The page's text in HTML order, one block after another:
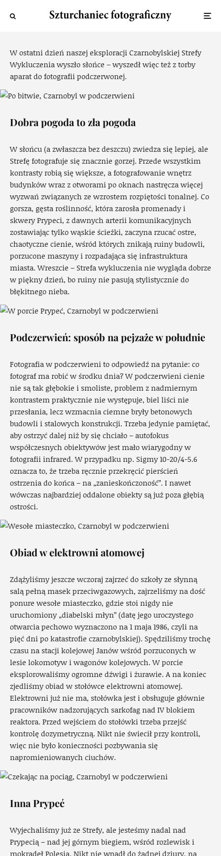
Piotr · 3 maja 2019 · 11 widok
W ostatni dzień naszej eksploracji Czarnobylskiej Strefy
Wykluczenia wyszło słońce – wyszedł więc też z torby
aparat do fotografii podczerwonej.
Dobra pogoda to zła pogoda
W słońcu (a zwłaszcza bez deszczu) zwiedza się lepiej, ale
Strefę fotografuje się znacznie gorzej. Przede wszystkim
kontrasty robią się większe, a fotografowanie wnętrz
budynków wraz z otworami po oknach nastręcza więcej
wyzwań związanych ze wzrostem rozpiętości tonalnej. Co
gorsza, gęsta roślinność, która zarosła promenady i
skwery Prypeci, z dawnych arterii komunikacyjnych
zostawiając tylko wąskie ścieżki, zaczyna rzucać ostre,
chaotyczne cienie, wśród których znikają ruiny budowli,
porzucone maszyny i rozpadająca się infrastruktura
miasta. Wreszcie – Strefa wykluczenia nie wygląda dobrze
w piękny dzień, bo ruiny nie pasują stylistycznie do
błękitnego nieba.
Podczerwień: sposób na pejzaże w południe
Fotografia w podczerwieni to odpowiedź na pytanie: co
fotograf ma robić w środku dnia? W podczerwieni cienie
nie są tak głębokie i smoliste, problem z nadmiernym
kontrastem praktycznie nie występuje, biel liści nie
przesłania, lecz wzmacnia ciemne bryły betonowych
budowli i stalowych konstrukcji. Trzeba jedynie pamiętać,
aby ostrzyć dalej niż by się chciało – autofokus
współczesnych obiektywów jest mało wiarygodny w
fotografii infrared. W przypadku np. Sigmy 10-20/4-5.6
oznacza to, że trzeba ręcznie przekręcić pierścień
ostrzenia do końca – na „zanieskończoność”. I nawet
wówczas najbardziej oddalone obiekty są już poza głębią
ostrości.
Obiad w elektrowni atomowej
Zdążyliśmy jeszcze wczoraj zajrzeć do szkoły ze słynną
salą pełną masek przeciwgazowych, zajrzeliśmy na dość
ponure wesołe miasteczko, gdzie stoi nigdy nie
uruchomiony „diabelski młyn” (datę jego uroczystego
otwarcia pechowo wyznaczono na 1 maja 1986, czyli na
pięć dni po katastrofie czarnobylskiej). Spędziliśmy trochę
czasu na stacji kolejowej Janów wśród porzuconych w
lesie lokomotyw i wagonów kolejowych. W porcie
eksplorowaliśmy ogromne dźwigi i żurawie. A na koniec
zjedliśmy obiad w stołówce elektrowni atomowej.
Elektrowni już nie ma, stołówka jest i obsługuje głównie
pracowników nadzorujących sarkofag nad IV blokiem
reaktora. Przed wejściem do stołówki trzeba przejść
kontrolę dozymetryczną. Nikt nie świecił przy kontroli,
więc nie było konieczności pozbywania się
napromieniowanych ciuchów.
Inna Prypeć
Wyjechaliśmy już ze Strefy, ale jesteśmy nadal nad
Prypecią – nad jej górnym biegiem, wśród rozlewisk i
mokradeł Polesia. Nikt nie wpadł do żadnej dziury, na